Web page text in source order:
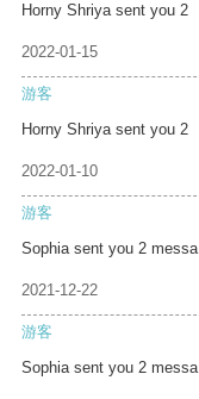
Horny Shriya sent you 2
2022-01-15
游客
Horny Shriya sent you 2
2022-01-10
游客
Sophia sent you 2 messa
2021-12-22
游客
Sophia sent you 2 messa